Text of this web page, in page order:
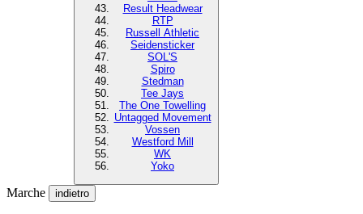
Result Headwear
RTP
Russell Athletic
Seidensticker
SOL'S
Spiro
Stedman
Tee Jays
The One Towelling
Untagged Movement
Vossen
Westford Mill
WK
Yoko
Marche indietro